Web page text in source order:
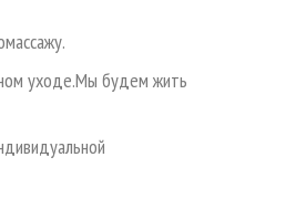
уходе.Мы будем жить